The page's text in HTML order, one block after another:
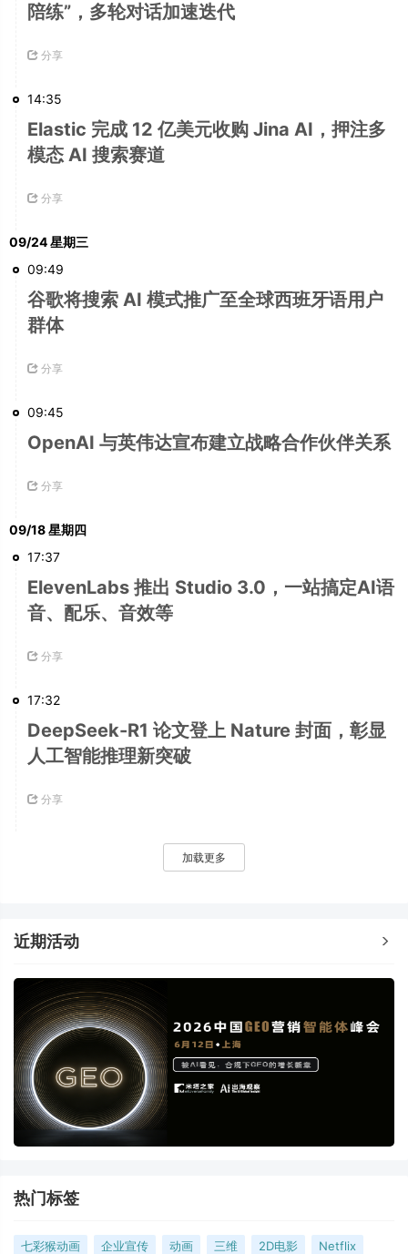
陪练”，多轮对话加速迭代
分享
14:35
Elastic 完成 12 亿美元收购 Jina AI，押注多
模态 AI 搜索赛道
分享
09/24 星期三
09:49
谷歌将搜索 AI 模式推广至全球西班牙语用户
群体
分享
09:45
OpenAI 与英伟达宣布建立战略合作伙伴关系
分享
09/18 星期四
17:37
ElevenLabs 推出 Studio 3.0，一站搞定AI语
音、配乐、音效等
分享
17:32
DeepSeek-R1 论文登上 Nature 封面，彰显
人工智能推理新突破
分享
加载更多
近期活动
热门标签
七彩猴动画 企业宣传 动画 三维 2D电影
Netflix